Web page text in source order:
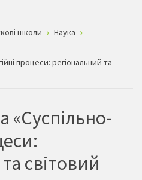
школи
Наука
процеси: регіональний та
«Суспільно-
світовий